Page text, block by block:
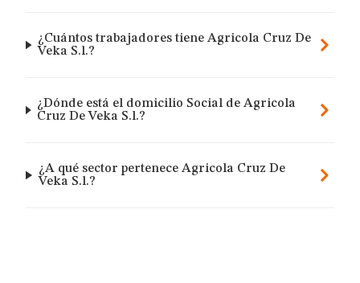
¿Cuántos trabajadores tiene Agricola Cruz De
Veka S.l.?
¿Dónde está el domicilio Social de Agricola
Cruz De Veka S.l.?
¿A qué sector pertenece Agricola Cruz De
Veka S.l.?